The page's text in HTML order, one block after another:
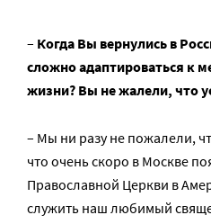
– Когда Вы вернулись в
сложно адаптироваться к
жизни? Вы не жалели, что
– Мы ни разу не пожалели,
что очень скоро в Москве
Православной Церкви в
служить наш любимый